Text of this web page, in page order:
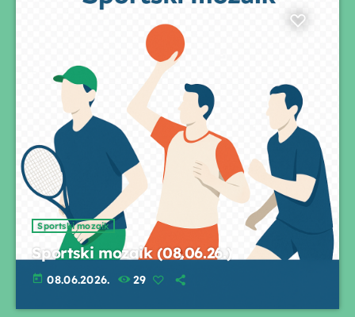
Sportski mozaik
Sportski mozaik (08.06.26.)
today 08.06.2026. 29